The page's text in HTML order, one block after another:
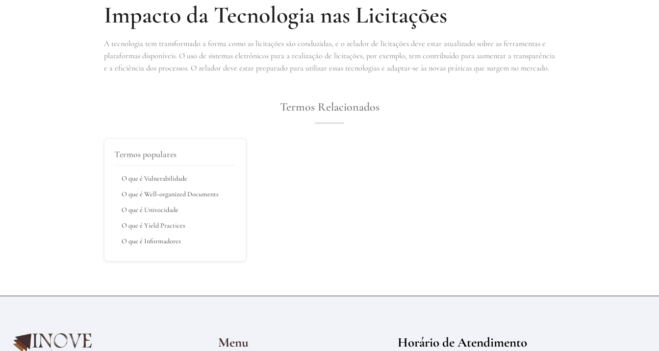
Impacto da Tecnologia nas Licitações
A tecnologia tem transformado a forma como as licitações são conduzidas, e o zelador de licitações deve estar atualizado sobre as ferramentas e
plataformas disponíveis. O uso de sistemas eletrônicos para a realização de licitações, por exemplo, tem contribuído para aumentar a transparência
e a eficiência dos processos. O zelador deve estar preparado para utilizar essas tecnologias e adaptar-se às novas práticas que surgem no mercado.
Termos Relacionados
Termos populares
O que é Vulnerabilidade
O que é Well-organized Documents
O que é Univocidade
O que é Yield Practices
O que é Informadores
Menu Horário de Atendimento